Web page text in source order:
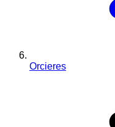
Orcieres